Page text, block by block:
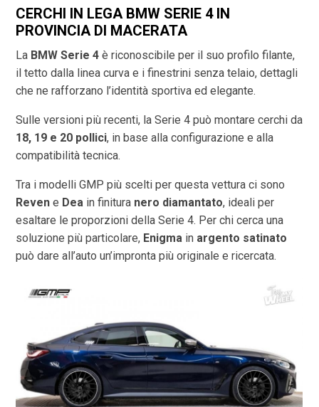
CERCHI IN LEGA BMW SERIE 4 IN
PROVINCIA DI MACERATA
La BMW Serie 4 è riconoscibile per il suo profilo filante,
il tetto dalla linea curva e i finestrini senza telaio, dettagli
che ne rafforzano l’identità sportiva ed elegante.
Sulle versioni più recenti, la Serie 4 può montare cerchi da
18, 19 e 20 pollici, in base alla configurazione e alla
compatibilità tecnica.
Tra i modelli GMP più scelti per questa vettura ci sono
Reven e Dea in finitura nero diamantato, ideali per
esaltare le proporzioni della Serie 4. Per chi cerca una
soluzione più particolare, Enigma in argento satinato
può dare all’auto un’impronta più originale e ricercata.